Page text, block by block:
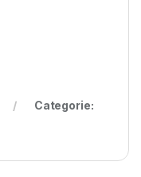
Categorie: